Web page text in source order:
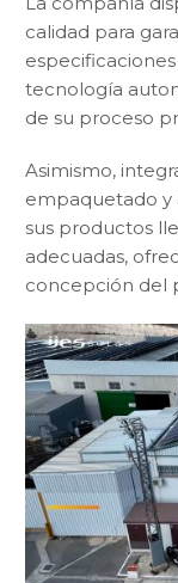
calidad para
tecnología
de su proceso
Asimismo,
empaquetado y
sus productos
adecuadas,
concepción del